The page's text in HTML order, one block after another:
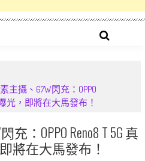
主攝、67W閃充：OPPO
光，即將在大馬發布！
：OPPO Reno8 T 5G 真
將在大馬發布！